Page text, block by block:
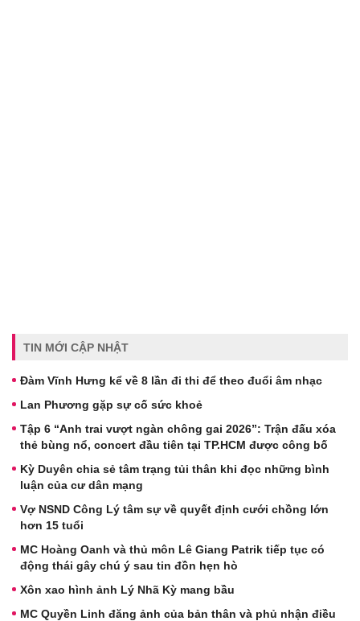
TIN MỚI CẬP NHẬT
Đàm Vĩnh Hưng kể về 8 lần đi thi để theo đuổi âm nhạc
Lan Phương gặp sự cố sức khoẻ
Tập 6 “Anh trai vượt ngàn chông gai 2026”: Trận đấu xóa
thẻ bùng nổ, concert đầu tiên tại TP.HCM được công bố
Kỳ Duyên chia sẻ tâm trạng tủi thân khi đọc những bình
luận của cư dân mạng
Vợ NSND Công Lý tâm sự về quyết định cưới chồng lớn
hơn 15 tuổi
MC Hoàng Oanh và thủ môn Lê Giang Patrik tiếp tục có
động thái gây chú ý sau tin đồn hẹn hò
Xôn xao hình ảnh Lý Nhã Kỳ mang bầu
MC Quyền Linh đăng ảnh của bản thân và phủ nhận điều